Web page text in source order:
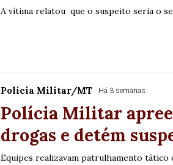
A vítima relatou que o suspeito seria o
Polícia Militar/MT Há 3 semanas
Polícia Militar
drogas e detém
Equipes realizavam patrulhamento